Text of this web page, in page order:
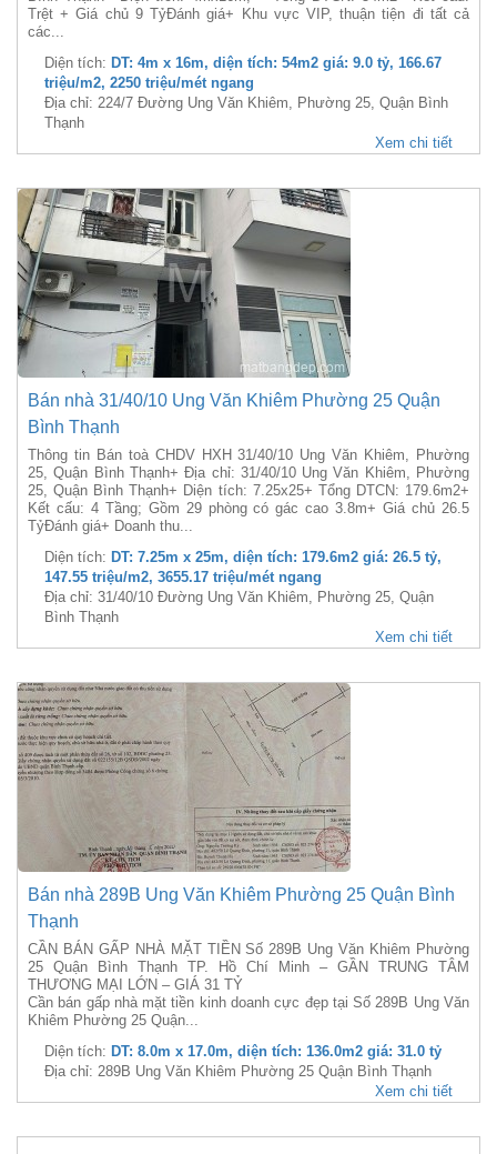
Trệt + Giá chủ 9 TỷĐánh giá+ Khu vực VIP, thuận tiện đi tất cả
các...
Diện tích: DT: 4m x 16m, diện tích: 54m2 giá: 9.0 tỷ, 166.67
triệu/m2, 2250 triệu/mét ngang
Địa chỉ: 224/7 Đường Ung Văn Khiêm, Phường 25, Quận Bình
Thạnh
Xem chi tiết
Bán nhà 31/40/10 Ung Văn Khiêm Phường 25 Quận
Bình Thạnh
Thông tin Bán toà CHDV HXH 31/40/10 Ung Văn Khiêm, Phường
25, Quận Bình Thạnh+ Địa chỉ: 31/40/10 Ung Văn Khiêm, Phường
25, Quận Bình Thạnh+ Diện tích: 7.25x25+ Tổng DTCN: 179.6m2+
Kết cấu: 4 Tầng; Gồm 29 phòng có gác cao 3.8m+ Giá chủ 26.5
TỷĐánh giá+ Doanh thu...
Diện tích: DT: 7.25m x 25m, diện tích: 179.6m2 giá: 26.5 tỷ,
147.55 triệu/m2, 3655.17 triệu/mét ngang
Địa chỉ: 31/40/10 Đường Ung Văn Khiêm, Phường 25, Quận
Bình Thạnh
Xem chi tiết
Bán nhà 289B Ung Văn Khiêm Phường 25 Quận Bình
Thạnh
CẦN BÁN GẤP NHÀ MẶT TIỀN Số 289B Ung Văn Khiêm Phường
25 Quận Bình Thạnh TP. Hồ Chí Minh – GẦN TRUNG TÂM
THƯƠNG MẠI LỚN – GIÁ 31 TỶ
Cần bán gấp nhà mặt tiền kinh doanh cực đẹp tại Số 289B Ung Văn
Khiêm Phường 25 Quận...
Diện tích: DT: 8.0m x 17.0m, diện tích: 136.0m2 giá: 31.0 tỷ
Địa chỉ: 289B Ung Văn Khiêm Phường 25 Quận Bình Thạnh
Xem chi tiết